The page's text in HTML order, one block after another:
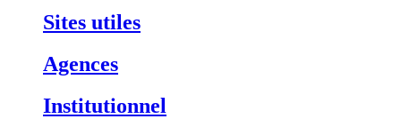
Sites utiles
Agences
Institutionnel